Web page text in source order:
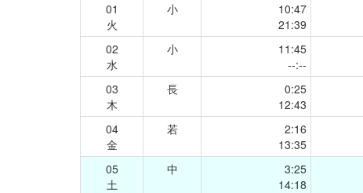
01
火
小
10:47
21:39
02
水
小
11:45
--:--
03
木
長
0:25
12:43
04
金
若
2:16
13:35
05
土
中
3:25
14:18